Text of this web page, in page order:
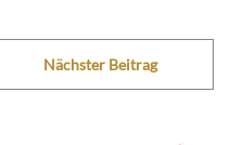
Nächster Beitrag